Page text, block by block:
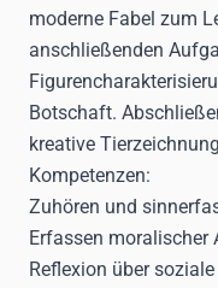
moderne Fabel zum
anschließenden
Botschaft.
kreative
Kompetenzen:
Zuhören und
Erfassen moralischer
Reflexion über